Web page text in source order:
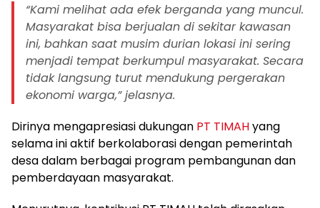
“Kami melihat ada efek berganda yang muncul.
Masyarakat bisa berjualan di sekitar kawasan
ini, bahkan saat musim durian lokasi ini sering
menjadi tempat berkumpul masyarakat. Secara
tidak langsung turut mendukung pergerakan
ekonomi warga,” jelasnya.
Dirinya mengapresiasi dukungan PT TIMAHyang
selama ini aktif berkolaborasi dengan pemerintah
desa dalam berbagai program pembangunan dan
pemberdayaan masyarakat.